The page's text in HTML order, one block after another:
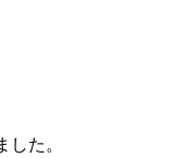
した。